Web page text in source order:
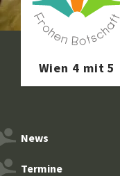
News
Termine